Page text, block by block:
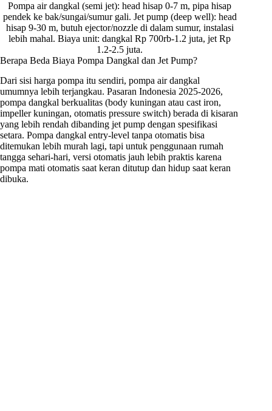
Pompa air dangkal (semi jet): head hisap 0-7 m, pipa hisap
pendek ke bak/sungai/sumur gali. Jet pump (deep well): head
hisap 9-30 m, butuh ejector/nozzle di dalam sumur, instalasi
lebih mahal. Biaya unit: dangkal Rp 700rb-1.2 juta, jet Rp
1.2-2.5 juta.
Berapa Beda Biaya Pompa Dangkal dan Jet Pump?
Dari sisi harga pompa itu sendiri, pompa air dangkal
umumnya lebih terjangkau. Pasaran Indonesia 2025-2026,
pompa dangkal berkualitas (body kuningan atau cast iron,
impeller kuningan, otomatis pressure switch) berada di kisaran
yang lebih rendah dibanding jet pump dengan spesifikasi
setara. Pompa dangkal entry-level tanpa otomatis bisa
ditemukan lebih murah lagi, tapi untuk penggunaan rumah
tangga sehari-hari, versi otomatis jauh lebih praktis karena
pompa mati otomatis saat keran ditutup dan hidup saat keran
dibuka.